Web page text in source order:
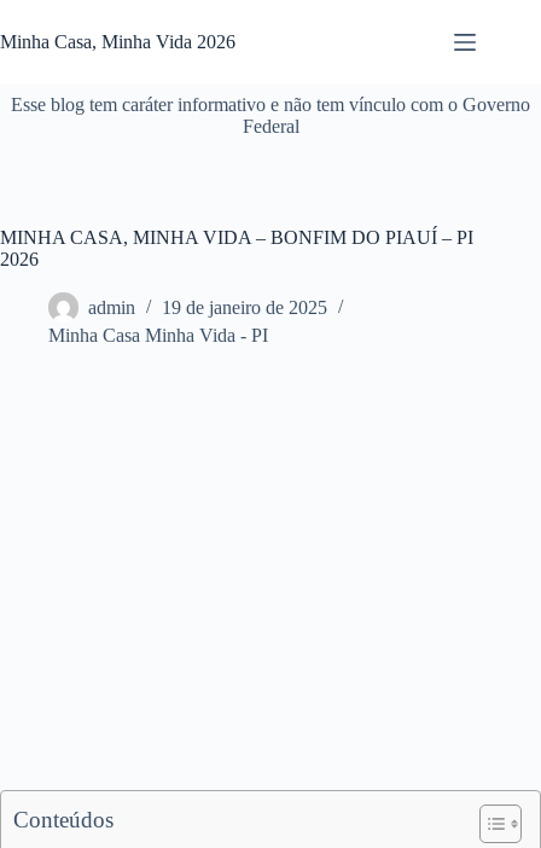
para
o
Minha Casa, Minha Vida 2026
Esse blog tem caráter informativo e não tem vínculo com o Governo
Federal
MINHA CASA, MINHA VIDA – BONFIM DO PIAUÍ – PI
2026
admin
19 de janeiro de 2025
Minha Casa Minha Vida - PI
Conteúdos